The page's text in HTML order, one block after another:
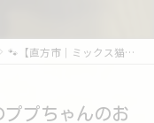
🐾【直方市｜ミックス猫のププちゃんのお見送り】🌸
プちゃんのお